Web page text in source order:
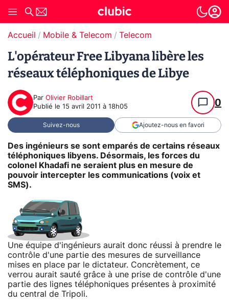
Accueil Mobile & Telecom Telecom
L'opérateur Free Libyana libère les
réseaux téléphoniques de Libye
Par Olivier Robillart
Publié le 15 avril 2011 à 18h05 0
Suivez-nous Ajoutez-nous en favori
Des ingénieurs se sont emparés de certains réseaux
téléphoniques libyens. Désormais, les forces du
colonel Khadafi ne seraient plus en mesure de
pouvoir intercepter les communications (voix et
SMS).
Une équipe d'ingénieurs aurait donc réussi à prendre le
contrôle d'une partie des mesures de surveillance
mises en place par le dictateur. Concrètement, ce
verrou aurait sauté grâce à une prise de contrôle d'une
partie des lignes téléphoniques présentes à proximité
du central de Tripoli.